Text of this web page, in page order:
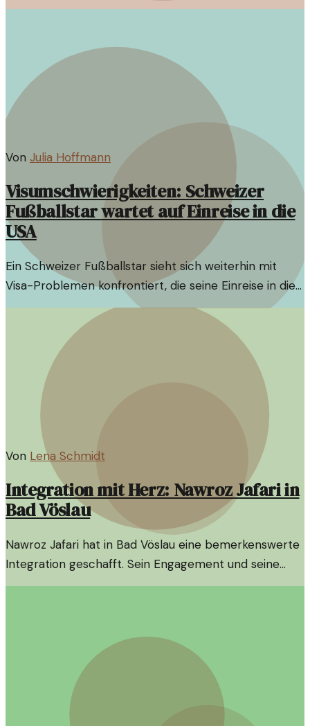
Entscheidung könnte weitreichende Folgen haben.
Von Julia Hoffmann
Visumschwierigkeiten: Schweizer
Fußballstar wartet auf Einreise in die
USA
Ein Schweizer Fußballstar sieht sich weiterhin mit
Visa-Problemen konfrontiert, die seine Einreise in die
USA verzögern. Diese Situation wirft Fragen zur
aktuellen Einwanderungspolitik auf.
Von Lena Schmidt
Integration mit Herz: Nawroz Jafari in
Bad Vöslau
Nawroz Jafari hat in Bad Vöslau eine bemerkenswerte
Integration geschafft. Sein Engagement und seine
Tatkraft haben nicht nur sein Leben verändert,